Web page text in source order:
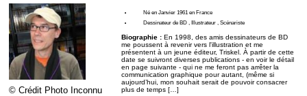
© Crédit Photo Inconnu
Né en Janvier 1961 en France
Dessinateur de BD , Illustrateur , Scénariste
Biographie : En 1998, des amis dessinateurs de BD
me poussent à revenir vers l'illustration et me
présentent à un jeune éditeur, Triskel. À partir de cette
date se suivront diverses publications - en voir le détail
en page suivante - qui ne me feront pas arrêter la
communication graphique pour autant, (même si
aujourd’hui, mon souhait serait de pouvoir consacrer
plus de temps […]